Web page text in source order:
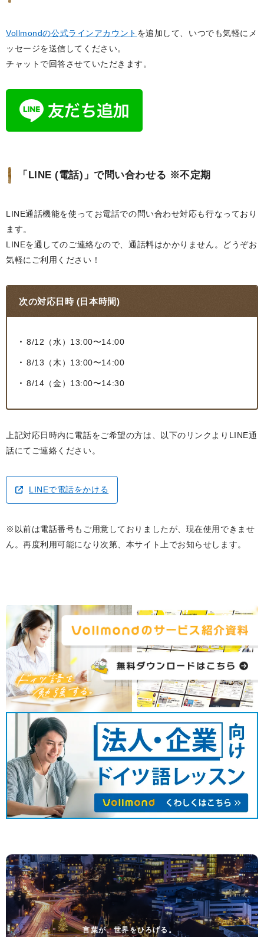
Vollmondの公式ラインアカウント を追加して、いつでも気軽にメ
ッセージを送信してください。
チャットで回答させていただきます。
「LINE (電話)」で問い合わせる ※不定期
LINE通話機能を使ってお電話での問い合わせ対応も行なっており
ます。
LINEを通してのご連絡なので、通話料はかかりません。どうぞお
気軽にご利用ください！
次の対応日時 (日本時間)
8/12（水）13:00〜14:00
8/13（木）13:00〜14:00
8/14（金）13:00〜14:30
上記対応日時内に電話をご希望の方は、以下のリンクよりLINE通
話にてご連絡ください。
LINEで電話をかける
※以前は電話番号もご用意しておりましたが、現在使用できませ
ん。再度利用可能になり次第、本サイト上でお知らせします。
言葉が、世界をひろげる。